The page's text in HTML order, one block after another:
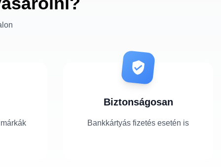
Biztonságosan
Bankkártyás fizetés esetén is